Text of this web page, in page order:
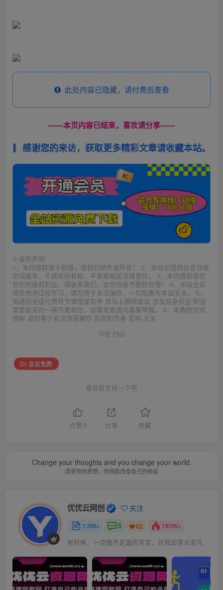
此处内容已隐藏，请付费后查看
------本页内容已结束，喜欢请分享------
感谢您的来访，获取更多精彩文章请收藏本站。
© 版权声明
1、本内容转载于网络，版权归原作者所有！ 2、本站仅提供信息存储
空间服务，不拥有所有权，不承担相关法律责任。 3、本内容若侵犯
到你的版权利益，请联系我们，会尽快给予删除处理！ 4、本站全资
源仅供测试和学习，请勿用于非法操作，一切后果与本站无关。 5、
如遇到充值付费环节课程或软件 请马上删除退出 涉及自身权益/利益
需要投资的一律不要相信，访客发现请向客服举报。 6、本教程仅供
揭秘 请勿用于非法违规操作 否则和作者 官网 无关
THE END
会员免费
喜欢就支持一下吧
点赞 0 分享 收藏
Change your thoughts and you change your world.
改变你的思想，你就能改变自己的命运
优优云网创 关注
1.3W+ 0 62 185W+
有时候，一点微不足道的肯定，对我却意义非凡